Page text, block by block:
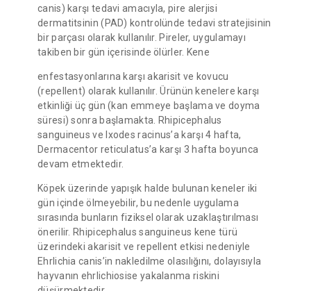
canis) karşı tedavi amacıyla, pire alerjisi
dermatitsinin (PAD) kontrolünde tedavi stratejisinin
bir parçası olarak kullanılır. Pireler, uygulamayı
takiben bir gün içerisinde ölürler. Kene
enfestasyonlarına karşı akarisit ve kovucu
(repellent) olarak kullanılır. Ürünün kenelere karşı
etkinliği üç gün (kan emmeye başlama ve doyma
süresi) sonra başlamakta. Rhipicephalus
sanguineus ve Ixodes racinus’a karşı 4 hafta,
Dermacentor reticulatus’a karşı 3 hafta boyunca
devam etmektedir.
Köpek üzerinde yapışık halde bulunan keneler iki
gün içinde ölmeyebilir, bu nedenle uygulama
sırasında bunların fiziksel olarak uzaklaştırılması
önerilir. Rhipicephalus sanguineus kene türü
üzerindeki akarisit ve repellent etkisi nedeniyle
Ehrlichia canis’in nakledilme olasılığını, dolayısıyla
hayvanın ehrlichiosise yakalanma riskini